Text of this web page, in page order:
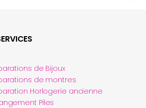
de Bijoux
de montres
Horlogerie ancienne
Piles